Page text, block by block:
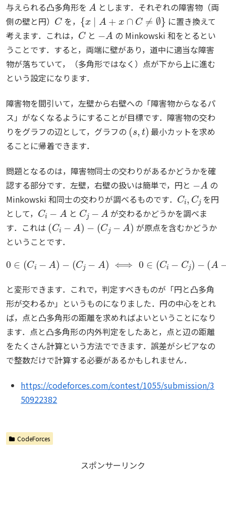
与えられる凸多角形を
とします．それぞれの障害物（両
側の壁と円）
C
を，
{x ∣ A+x∩C≠∅}
に置き換えて
考えます．これは，
C
と
−A
の Minkowski 和をとるとい
うことです．すると，両端に壁があり，道中に適当な障害
物が落ちていて，（多角形ではなく）点が下から上に進む
という設定になります．
障害物を間引いて，左壁から右壁への「障害物からなるパ
ス」がなくなるようにすることが目標です．障害物の交わ
りをグラフの辺として，グラフの
(s,t)
最小カットを求め
ることに帰着できます．
問題となるのは，障害物同士の交わりがあるかどうかを確
認する部分です．左壁，右壁の扱いは簡単で，円と
−A
の
Minkowski 和同士の交わりが調べるものです．
Ci,Cj
を円
として，
Ci−A
と
Cj−A
が交わるかどうかを調べま
す．これは
(C i−A) −(C j−A)
が原点を含むかどうか
ということです．
∈( −A) j− ) ⟺ ∈( Ci−C −
(A )⟺ i−C ) ∩ A− A ≠∅
と変形できます．これで，判定すべきものが「円と凸多角
形が交わるか」というものになりました．円の中心をとれ
ば，点と凸多角形の距離を求めればよいということになり
ます．点と凸多角形の内外判定をしたあと，点と辺の距離
をたくさん計算という方法でできます．誤差がシビアなの
で整数だけで計算する必要があるかもしれません．
https://codeforces.com/contest/1055/submission/3
50922382
CodeForces
スポンサーリンク